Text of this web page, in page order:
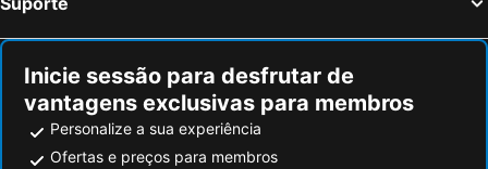
Hotel Brisamar
Palacio De Fiame
Casa Rural Selmo
Hotel El Horreo de Aviles
OYO Hotel Parque Empresarial
Hostal Libertad
APARTAMENTOS Puerta de gijon
Hotel Costa Verde
Hotel Rural Casona de Cefontes
Pola de Lena Hotéis na praia
Inicie sessão para desfrutar de
vantagens exclusivas para membros
Personalize a sua experiência
Ofertas e preços para membros